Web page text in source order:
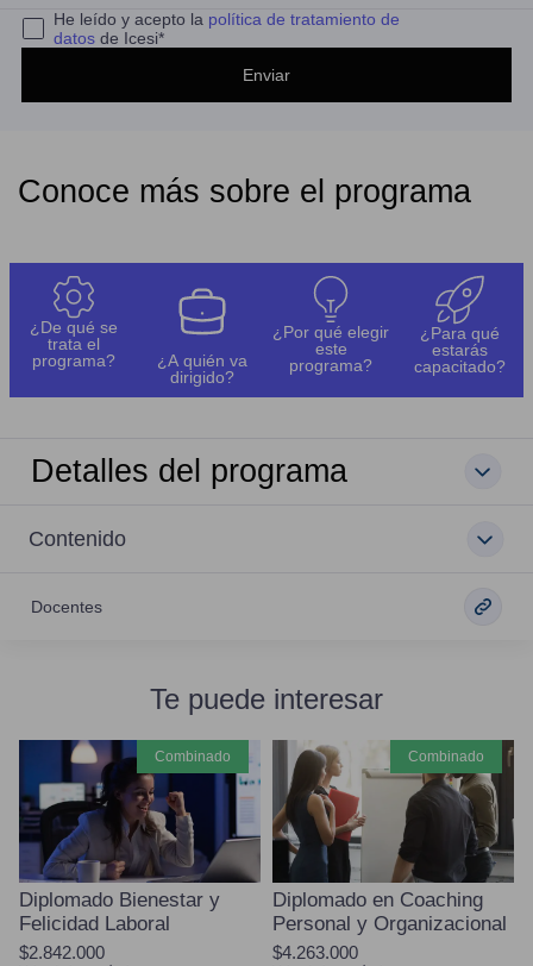
He leído y acepto la política de tratamiento de
datosde Icesi*
Conoce más sobre el programa
¿De qué se
trata el
programa?
¿A quién va
dirigido?
¿Por qué elegir
este
programa?
¿Para qué
estarás
capacitado?
Detalles del programa
Contenido
Docentes
Te puede interesar
combinado
Diplomado Bienestar y
Felicidad Laboral
$2.842.000
combinado
Diplomado en Coaching
Personal y Organizacional
$4.263.000